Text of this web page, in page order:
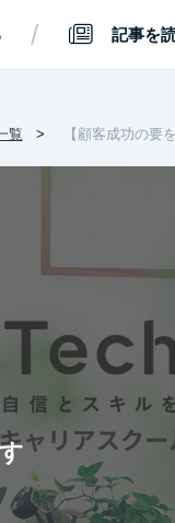
/ 記事を
覧 【顧客成功の要